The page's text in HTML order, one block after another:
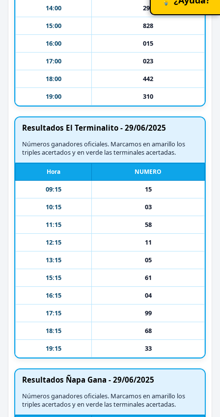
14:00
295
15:00
828
16:00
015
17:00
023
18:00
442
19:00
310
Resultados El Terminalito - 29/06/2025
Números ganadores oficiales. Marcamos en amarillo los
triples acertados y en verde las terminales acertadas.
Hora NUMERO
09:15
15
10:15
03
11:15
58
12:15
11
13:15
05
15:15
61
16:15
04
17:15
99
18:15
68
19:15
33
Resultados Ñapa Gana - 29/06/2025
Números ganadores oficiales. Marcamos en amarillo los
triples acertados y en verde las terminales acertadas.